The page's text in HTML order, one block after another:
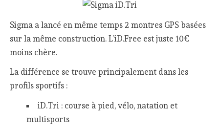
Sigma a lancé en même temps 2 montres GPS basées
sur la même construction. L’iD.Free est juste 10€
moins chère.
La différence se trouve principalement dans les
profils sportifs :
iD.Tri : course à pied, vélo, natation et
multisports